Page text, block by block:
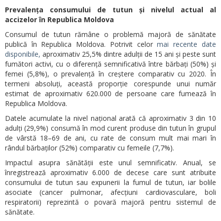
Prevalența consumului de tutun și nivelul actual al
accizelor în Republica Moldova
Consumul de tutun rămâne o problemă majoră de sănătate
publică în Republica Moldova. Potrivit celormai recente date
disponibile, aproximativ 25,5% dintre adulții de 15 ani și peste sunt
fumători activi, cu o diferență semnificativă între bărbați (50%) și
femei (5,8%), o prevalență în creștere comparativ cu 2020. În
termeni absoluți, această proporție corespunde unui număr
estimat de aproximativ 620.000 de persoane care fumează în
Republica Moldova.
Datele acumulate la nivel național arată că aproximativ 3 din 10
adulți (29,9%) consumă în mod curent produse din tutun în grupul
de vârstă 18–69 de ani, cu rate de consum mult mai mari în
rândul bărbaților (52%) comparativ cu femeile (7,7%).
Impactul asupra sănătății este unul semnificativ. Anual, se
înregistrează aproximativ 6.000 de decese care sunt atribuite
consumului de tutun sau expunerii la fumul de tutun, iar bolile
asociate (cancer pulmonar, afecțiuni cardiovasculare, boli
respiratorii) reprezintă o povară majoră pentru sistemul de
sănătate.